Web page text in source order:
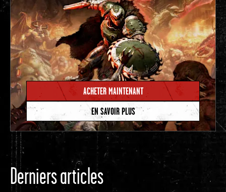
ACHETER MAINTENANT
EN SAVOIR PLUS
Derniers articles